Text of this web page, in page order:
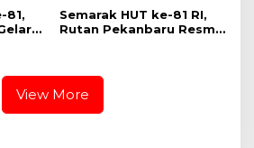
81,
Semarak HUT ke-81 RI,
Rutan Pekanbaru Resmi
View More